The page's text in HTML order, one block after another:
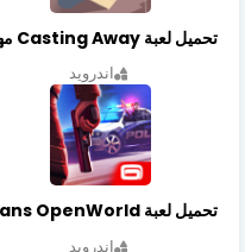
اندرويد
اندرويد